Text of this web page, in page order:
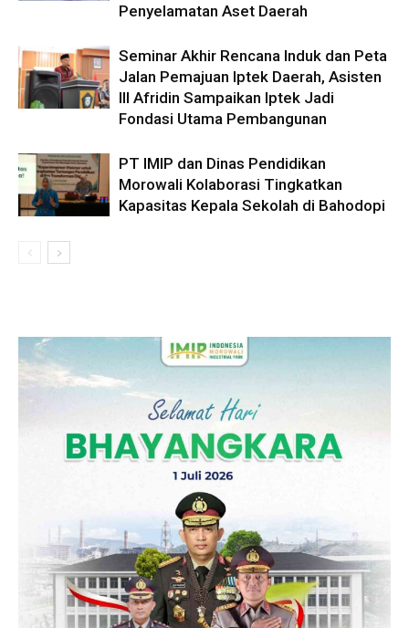
Penyelamatan Aset Daerah
Seminar Akhir Rencana Induk dan Peta
Jalan Pemajuan Iptek Daerah, Asisten
III Afridin Sampaikan Iptek Jadi
Fondasi Utama Pembangunan
PT IMIP dan Dinas Pendidikan
Morowali Kolaborasi Tingkatkan
Kapasitas Kepala Sekolah di Bahodopi